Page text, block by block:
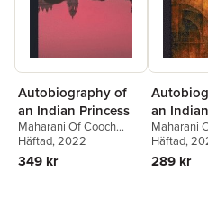
Autobiography of
an Indian Princess
Maharani Of Cooch
Behar Sunity Devee
Häftad, 2022
349 kr
an
Maharani
Behar
Häftad,
289 kr